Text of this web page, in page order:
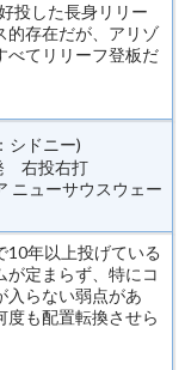
投した長身リリー
的存在だが、アリゾ
べてリリーフ登板だ
シドニー)
右投右打
ニューサウスウェー
年以上投げている
が定まらず、特にコ
入らない弱点があ
度も配置転換させら